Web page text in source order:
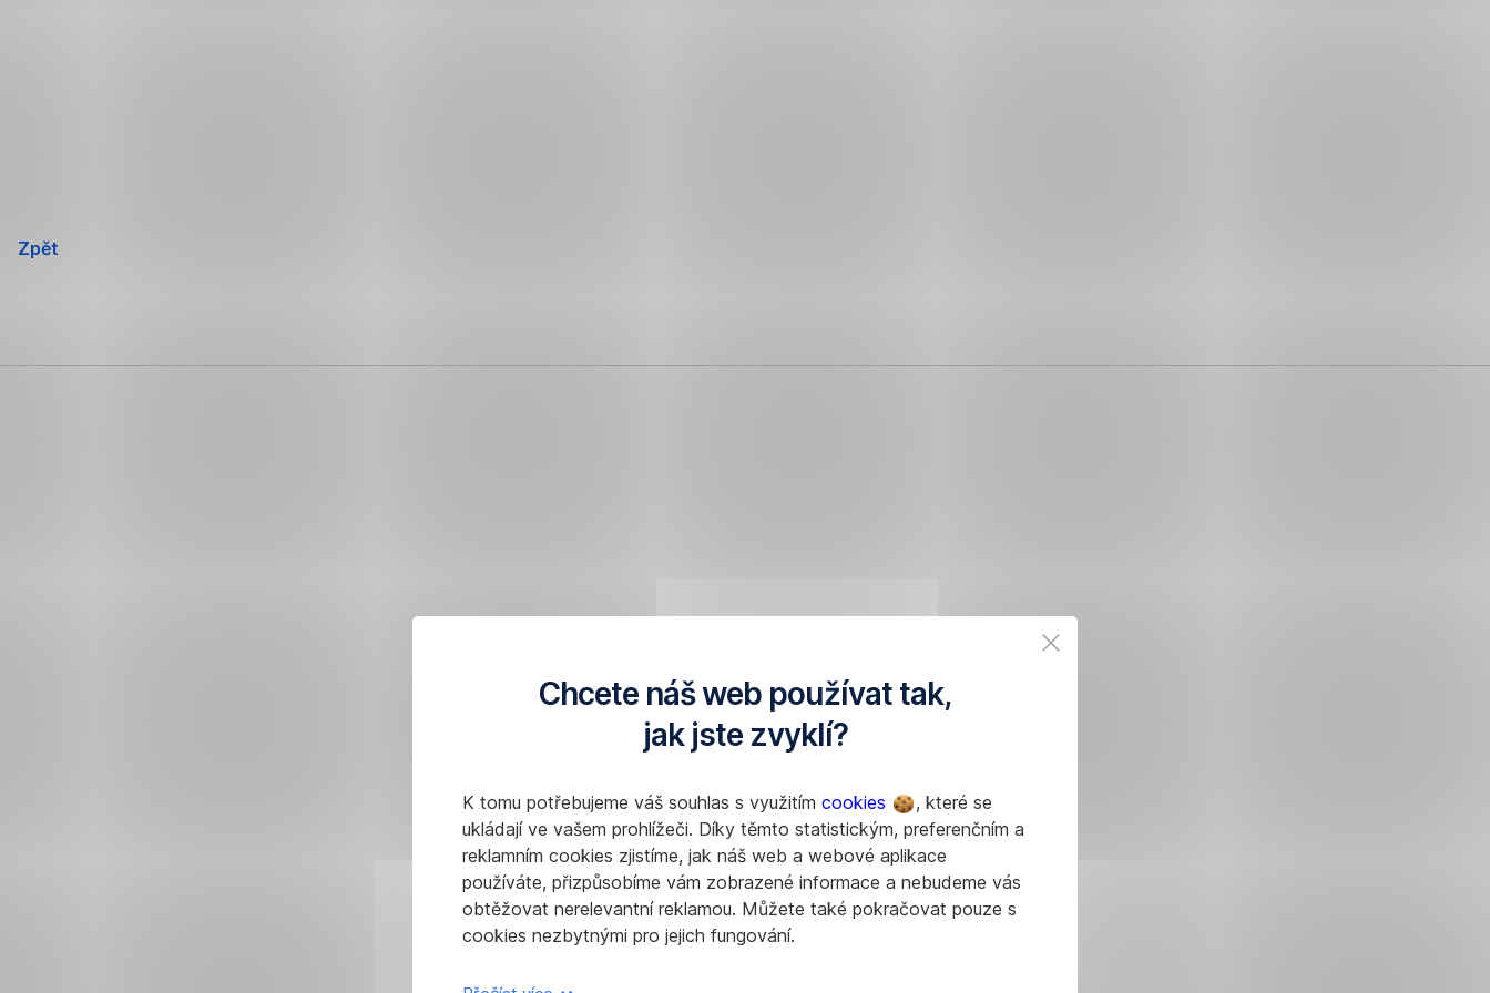
Chcete náš web používat tak,
jak jste zvyklí?
K tomu potřebujeme váš souhlas s využitím cookies
, které se
ukládají ve vašem prohlížeči. Díky těmto statistickým, preferenčním a
reklamním cookies zjistíme, jak náš web a webové aplikace
používáte, přizpůsobíme vám zobrazené informace a nebudeme vás
obtěžovat nerelevantní reklamou. Můžete také pokračovat pouze s
cookies nezbytnými pro jejich fungování.
Zpět